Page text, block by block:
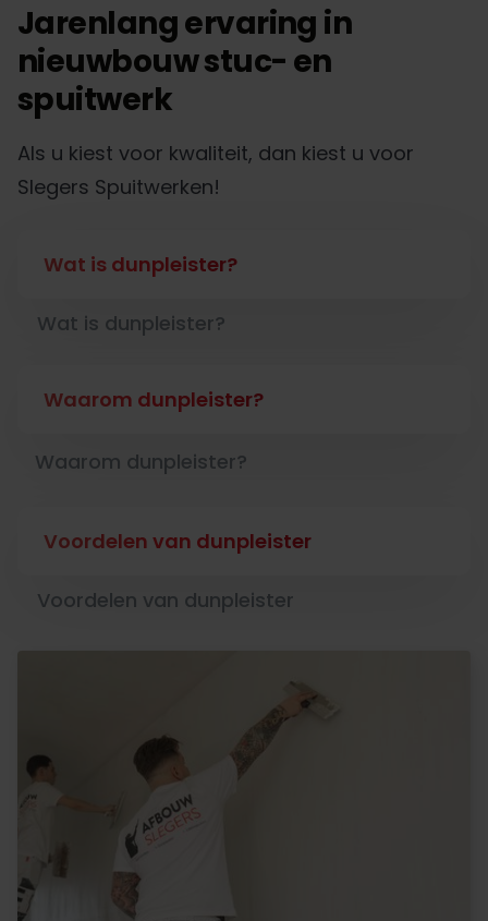
Jarenlang ervaring in
nieuwbouw stuc- en
spuitwerk
Als u kiest voor kwaliteit, dan kiest u voor
Slegers Spuitwerken!
Wat is dunpleister?
Wat is dunpleister?
Waarom dunpleister?
Waarom dunpleister?
Voordelen van dunpleister
Voordelen van dunpleister